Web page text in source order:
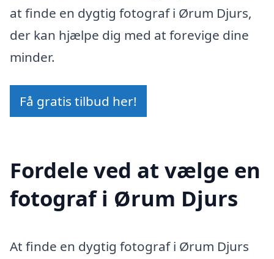
at finde en dygtig fotograf i Ørum Djurs,
der kan hjælpe dig med at forevige dine
minder.
Få gratis tilbud her!
Fordele ved at vælge en
fotograf i Ørum Djurs
At finde en dygtig fotograf i Ørum Djurs